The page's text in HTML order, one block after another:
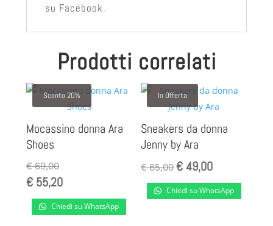
su Facebook.
Prodotti correlati
Sconto 20%
Mocassino donna Ara
Shoes
€69,00
€55,20
Chiedi su WhatsApp
In Offerta
Sneakers da donna
Jenny by Ara
€65,00Il
prezzo
originale
€49,00Il
prezzo
attuale
Chiedi su WhatsApp